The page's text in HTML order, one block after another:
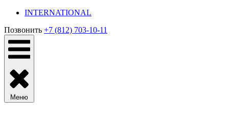
INTERNATIONAL
Позвонить +7 (812) 703-10-11
Меню